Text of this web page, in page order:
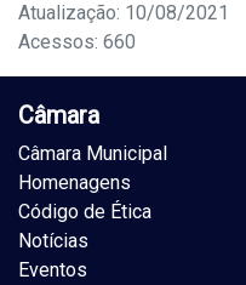
Atualização: 10/08/2021
Acessos: 660
Câmara
Câmara Municipal
Homenagens
Código de Ética
Notícias
Eventos